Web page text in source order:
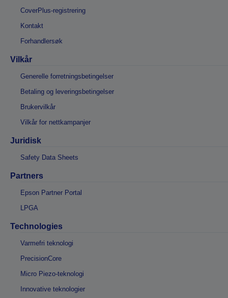
CoverPlus-registrering
Kontakt
Forhandlersøk
Vilkår
Generelle forretningsbetingelser
Betaling og leveringsbetingelser
Brukervilkår
Vilkår for nettkampanjer
Juridisk
Safety Data Sheets
Partners
Epson Partner Portal
LPGA
Technologies
Varmefri teknologi
PrecisionCore
Micro Piezo-teknologi
Innovative teknologier